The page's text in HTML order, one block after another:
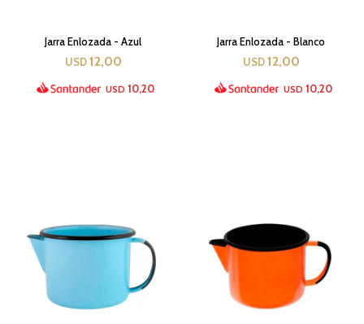
Jarra Enlozada - Azul
USD 12,00
USD 10,20
Jarra Enlozada - Blanco
USD 12,00
USD 10,20